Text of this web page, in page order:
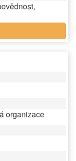
organizace